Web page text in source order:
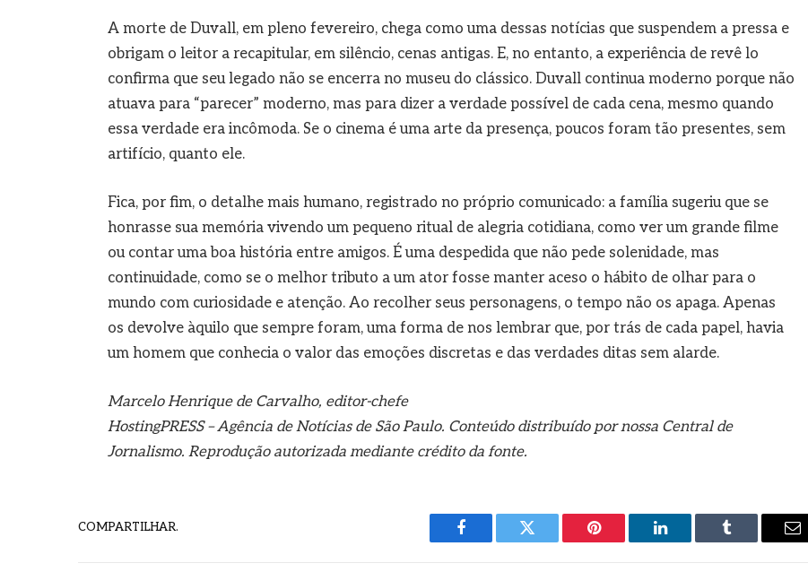
A morte de Duvall, em pleno fevereiro, chega como uma dessas notícias que suspendem a pressa e
obrigam o leitor a recapitular, em silêncio, cenas antigas. E, no entanto, a experiência de revê lo
confirma que seu legado não se encerra no museu do clássico. Duvall continua moderno porque não
atuava para “parecer” moderno, mas para dizer a verdade possível de cada cena, mesmo quando
essa verdade era incômoda. Se o cinema é uma arte da presença, poucos foram tão presentes, sem
artifício, quanto ele.
Fica, por fim, o detalhe mais humano, registrado no próprio comunicado: a família sugeriu que se
honrasse sua memória vivendo um pequeno ritual de alegria cotidiana, como ver um grande filme
ou contar uma boa história entre amigos. É uma despedida que não pede solenidade, mas
continuidade, como se o melhor tributo a um ator fosse manter aceso o hábito de olhar para o
mundo com curiosidade e atenção. Ao recolher seus personagens, o tempo não os apaga. Apenas
os devolve àquilo que sempre foram, uma forma de nos lembrar que, por trás de cada papel, havia
um homem que conhecia o valor das emoções discretas e das verdades ditas sem alarde.
Marcelo Henrique de Carvalho, editor-chefe
HostingPRESS – Agência de Notícias de São Paulo. Conteúdo distribuído por nossa Central de
Jornalismo. Reprodução autorizada mediante crédito da fonte.
COMPARTILHAR.
Facebook Twitter Pinterest LinkedIn Tumblr
E-